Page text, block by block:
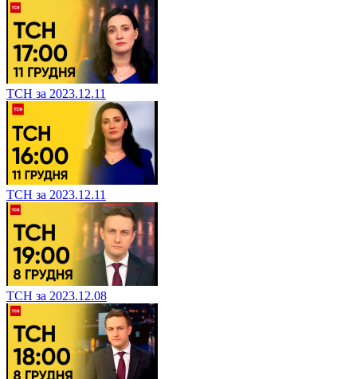
ТСН за 2023.12.11
ТСН за 2023.12.11
ТСН за 2023.12.08